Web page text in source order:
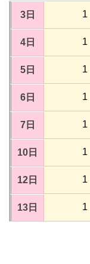
3日 1
4日 1
5日 1
6日 1
7日 1
10日 1
12日 1
13日 1